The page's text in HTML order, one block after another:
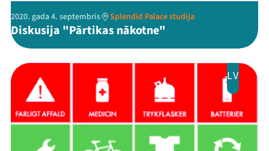
2020. gada 4. septembris Splendid Palace studija
Diskusija "Pārtikas nākotne"
LV